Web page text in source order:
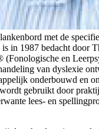
met de
in 1987 bedacht door
en
van dyslexie
onderbouwd en
gebruikt door
lees- en